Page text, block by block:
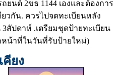
ยนต์ 2ขธ 1144 เองและต้องการ
วกัน. ควรไปจดทะเบียนหลัง
3สัปดาห์ .เตรียมชุดป้ายทะเบียน
หน้าที่ในวันที่รับป้ายใหม่)
คียง